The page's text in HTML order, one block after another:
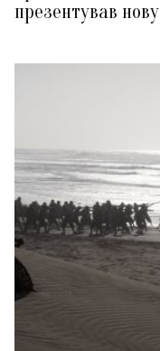
презентував